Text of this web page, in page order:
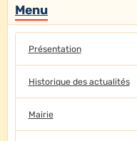
Menu
Présentation
Historique des actualités
Mairie